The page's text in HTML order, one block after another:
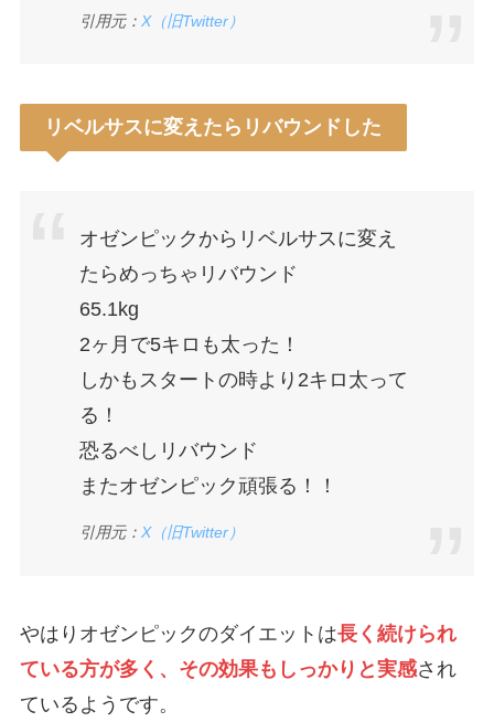
引用元： X（旧Twitter）
リベルサスに変えたらリバウンドした
オゼンピックからリベルサスに変え
たらめっちゃリバウンド
65.1kg
2ヶ月で5キロも太った！
しかもスタートの時より2キロ太って
る！
恐るべしリバウンド
またオゼンピック頑張る！！
引用元： X（旧Twitter）
やはりオゼンピックのダイエットは長く続けられ
ている方が多く、その効果もしっかりと実感され
ているようです。